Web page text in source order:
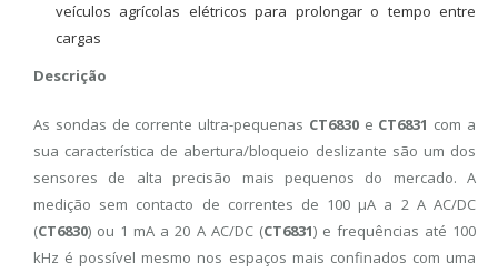
veículos agrícolas elétricos para prolongar o tempo entre
cargas
Descrição
As sondas de corrente ultra-pequenas CT6830e CT6831 com a
sua característica de abertura/bloqueio deslizante são um dos
sensores de alta precisão mais pequenos do mercado. A
medição sem contacto de correntes de 100 μA a 2 A AC/DC
(CT6830) ou 1 mA a 20 A AC/DC (CT6831)e frequências até 100
kHz é possível mesmo nos espaços mais confinados com uma